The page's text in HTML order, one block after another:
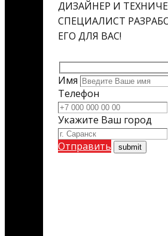
ДИЗАЙНЕР И
СПЕЦИАЛИСТ
ЕГО ДЛЯ ВАС!
Имя
Телефон
Укажите Ваш город
Отправить